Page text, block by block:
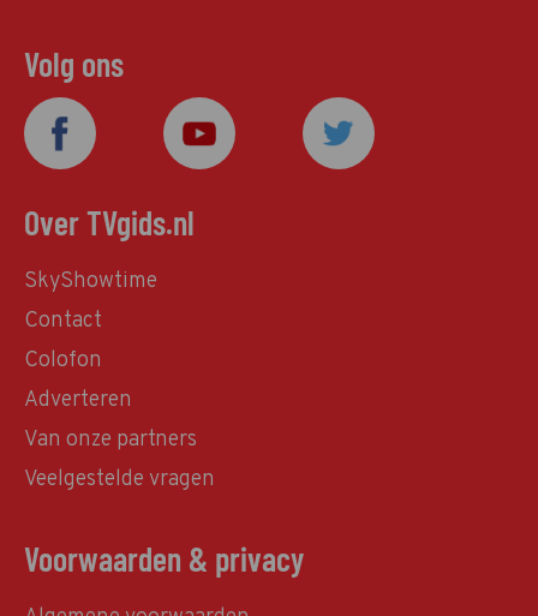
Volg ons
Over TVgids.nl
SkyShowtime
Contact
Colofon
Adverteren
Van onze partners
Veelgestelde vragen
Voorwaarden & privacy